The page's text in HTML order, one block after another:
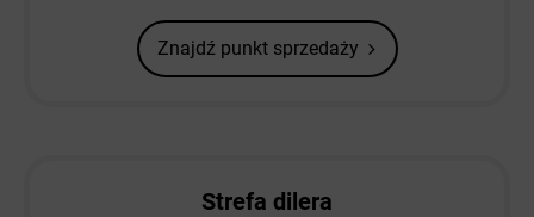
Znajdź punkt sprzedaży
Strefa dilera